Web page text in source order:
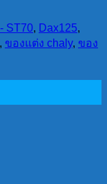
ST70, Dax125,
, ของแต่ง chaly, ของ